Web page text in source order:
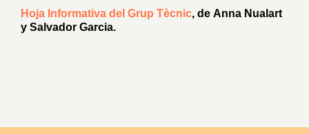
Hoja Informativa del Grup Tècnic, de Anna Nualart
y Salvador Garcia.